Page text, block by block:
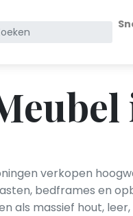
verkopen
bedframes en
als massief hout,